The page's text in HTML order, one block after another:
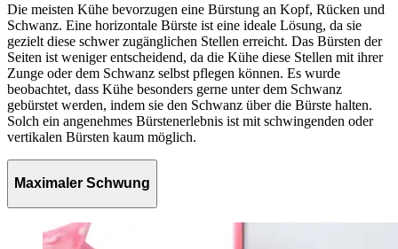
Die meisten Kühe bevorzugen eine Bürstung an Kopf, Rücken und
Schwanz. Eine horizontale Bürste ist eine ideale Lösung, da sie
gezielt diese schwer zugänglichen Stellen erreicht. Das Bürsten der
Seiten ist weniger entscheidend, da die Kühe diese Stellen mit ihrer
Zunge oder dem Schwanz selbst pflegen können. Es wurde
beobachtet, dass Kühe besonders gerne unter dem Schwanz
gebürstet werden, indem sie den Schwanz über die Bürste halten.
Solch ein angenehmes Bürstenerlebnis ist mit schwingenden oder
vertikalen Bürsten kaum möglich.
Maximaler Schwung